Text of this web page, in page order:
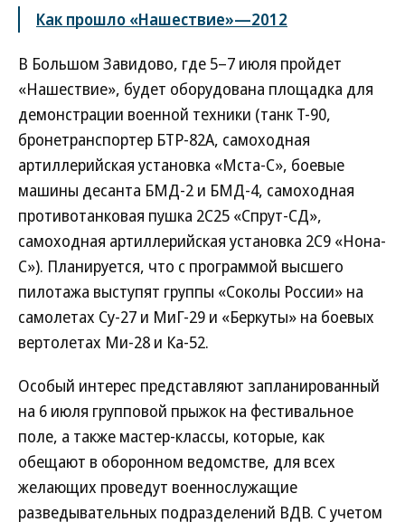
Как прошло «Нашествие»—2012
В Большом Завидово, где 5–7 июля пройдет
«Нашествие», будет оборудована площадка для
демонстрации военной техники (танк Т-90,
бронетранспортер БТР-82А, самоходная
артиллерийская установка «Мста-С», боевые
машины десанта БМД-2 и БМД-4, самоходная
противотанковая пушка 2С25 «Спрут-СД»,
самоходная артиллерийская установка 2С9 «Нона-
С»). Планируется, что с программой высшего
пилотажа выступят группы «Соколы России» на
самолетах Су-27 и МиГ-29 и «Беркуты» на боевых
вертолетах Ми-28 и Ка-52.
Особый интерес представляют запланированный
на 6 июля групповой прыжок на фестивальное
поле, а также мастер-классы, которые, как
обещают в оборонном ведомстве, для всех
желающих проведут военнослужащие
разведывательных подразделений ВДВ. С учетом